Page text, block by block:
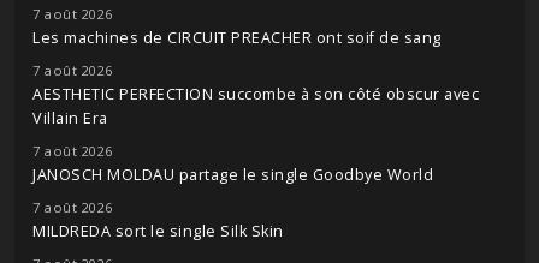
7 août 2026
Les machines de CIRCUIT PREACHER ont soif de sang
7 août 2026
AESTHETIC PERFECTION succombe à son côté obscur avec
Villain Era
7 août 2026
JANOSCH MOLDAU partage le single Goodbye World
7 août 2026
MILDREDA sort le single Silk Skin